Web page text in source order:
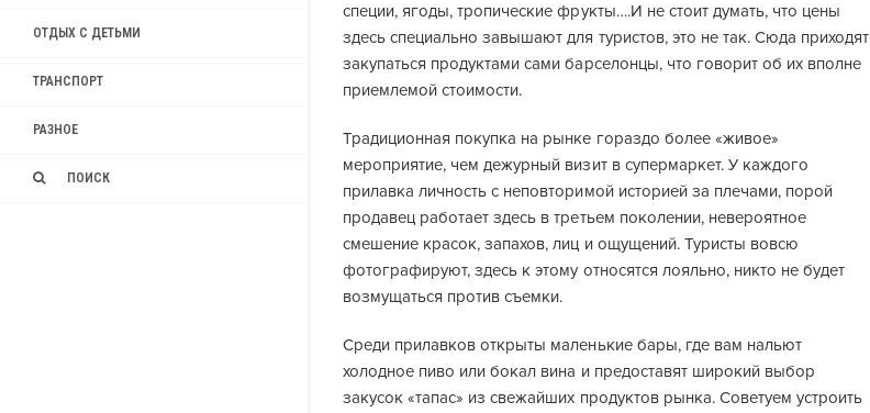
ОТДЫХ С ДЕТЬМИ
ТРАНСПОРТ
РАЗНОЕ
ПОИСК
специи, ягоды, тропические фрукты….И не стоит думать, что цены
здесь специально завышают для туристов, это не так. Сюда приходят
закупаться продуктами сами барселонцы, что говорит об их вполне
приемлемой стоимости.
Традиционная покупка на рынке гораздо более «живое»
мероприятие, чем дежурный визит в супермаркет. У каждого
прилавка личность с неповторимой историей за плечами, порой
продавец работает здесь в третьем поколении, невероятное
смешение красок, запахов, лиц и ощущений. Туристы вовсю
фотографируют, здесь к этому относятся лояльно, никто не будет
возмущаться против съемки.
Среди прилавков открыты маленькие бары, где вам нальют
холодное пиво или бокал вина и предоставят широкий выбор
закусок «тапас» из свежайших продуктов рынка. Советуем устроить